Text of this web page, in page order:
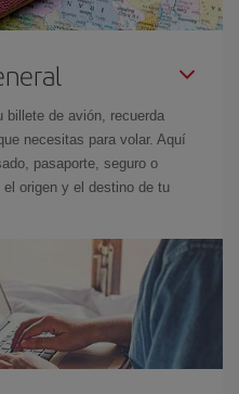
billete de avión, recuerda
necesitas para volar. Aquí
pasaporte, seguro o
origen y el destino de tu